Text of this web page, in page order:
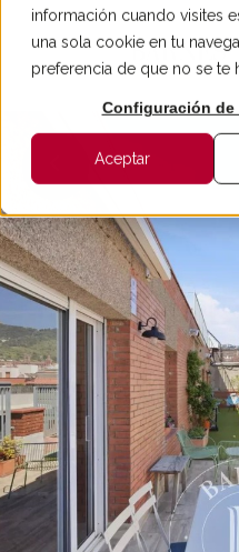
información cuando visites
una sola cookie en tu
preferencia de que no se te
Configuración de
Aceptar